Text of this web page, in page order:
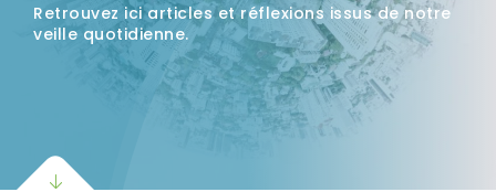
Retrouvez ici articles et réflexions issus de notre
veille quotidienne.